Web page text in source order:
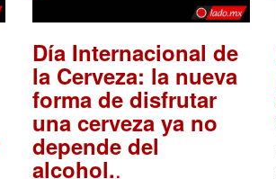
Día Internacional de
la Cerveza: la nueva
forma de disfrutar
una cerveza ya no
depende del
alcohol..